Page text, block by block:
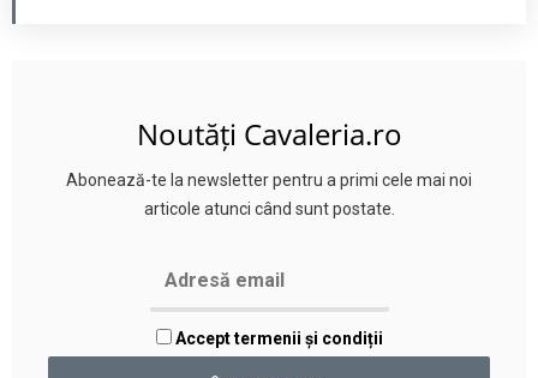
Noutăți Cavaleria.ro
Abonează-te la newsletter pentru a primi cele mai noi
articole atunci când sunt postate.
Accept termenii și condiții